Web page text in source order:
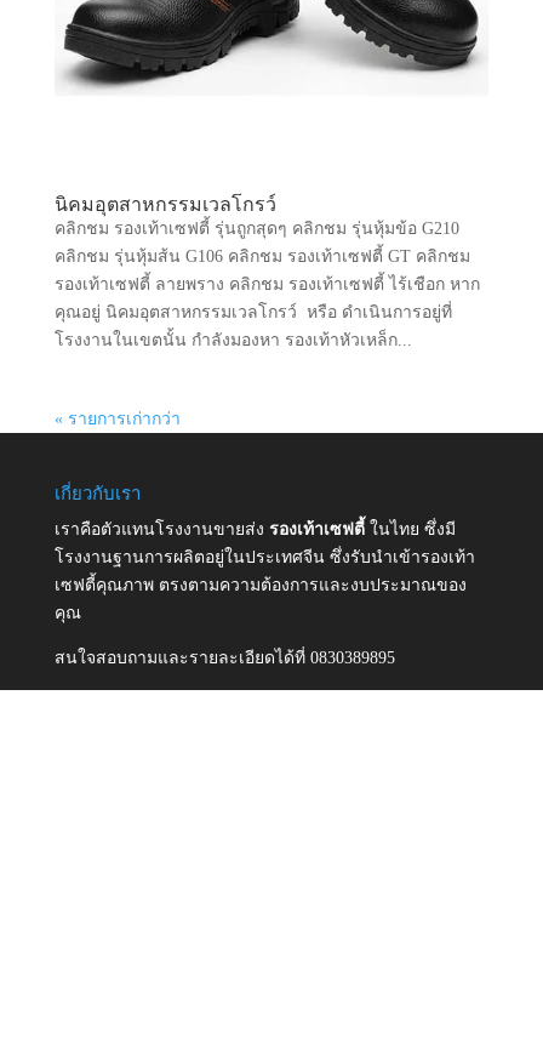
นิคมอุตสาหกรรมเวลโกรว์
คลิกชม รองเท้าเซฟตี้ รุ่นถูกสุดๆ คลิกชม รุ่นหุ้มข้อ G210
คลิกชม รุ่นหุ้มส้น G106 คลิกชม รองเท้าเซฟตี้ GT คลิกชม
รองเท้าเซฟตี้ ลายพราง คลิกชม รองเท้าเซฟตี้ ไร้เชือก หาก
คุณอยู่ นิคมอุตสาหกรรมเวลโกรว์ หรือ ดำเนินการอยู่ที่
โรงงานในเขตนั้น กำลังมองหา รองเท้าหัวเหล็ก...
« รายการเก่ากว่า
เกี่ยวกับเรา
เราคือตัวแทนโรงงานขายส่ง รองเท้าเซฟตี้ ในไทย ซึ่งมี
โรงงานฐานการผลิตอยู่ในประเทศจีน ซึ่งรับนำเข้ารองเท้า
เซฟตี้คุณภาพ ตรงตามความต้องการและงบประมาณของ
คุณ
สนใจสอบถามและรายละเอียดได้ที่ 0830389895